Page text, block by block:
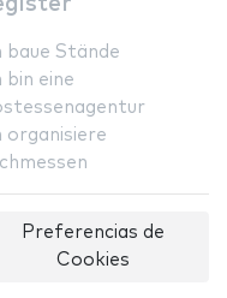
baue Stände
bin eine
organisiere
Preferencias de
Cookies